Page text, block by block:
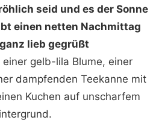
seid und es der Sonne
einen netten Nachmittag
lieb gegrüßt
gelb-lila Blume, einer
dampfenden Teekanne mit
Kuchen auf unscharfem